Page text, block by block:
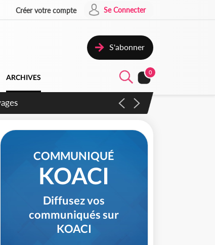
Créer votre compte Se Connecter
S'abonner
ARCHIVES
0
COMMUNIQUÉ
KOACI
Diffusez vos
communiqués sur
KOACI